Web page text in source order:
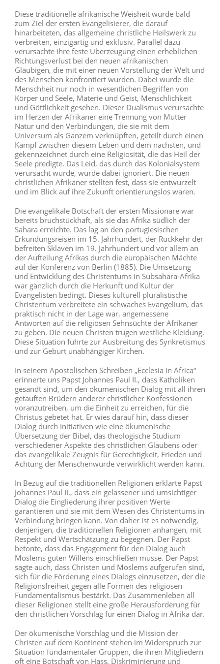
Diese traditionelle afrikanische Weisheit wurde bald
zum Ziel der ersten Evangelisierer, die darauf
hinarbeiteten, das allgemeine christliche Heilswerk zu
verbreiten, einzigartig und exklusiv. Parallel dazu
verursachte ihre feste Überzeugung einen erheblichen
Richtungsverlust bei den neuen afrikanischen
Gläubigen, die mit einer neuen Vorstellung der Welt und
des Menschen konfrontiert wurden. Dabei wurde die
Menschheit nur noch in wesentlichen Begriffen von
Körper und Seele, Materie und Geist, Menschlichkeit
und Göttlichkeit gesehen. Dieser Dualismus verursachte
im Herzen der Afrikaner eine Trennung von Mutter
Natur und den Verbindungen, die sie mit dem
Universum als Ganzem verknüpften, geteilt durch einen
Kampf zwischen diesem Leben und dem nächsten, und
gekennzeichnet durch eine Religiosität, die das Heil der
Seele predigte. Das Leid, das durch das Kolonialsystem
verursacht wurde, wurde dabei ignoriert. Die neuen
christlichen Afrikaner stellten fest, dass sie entwurzelt
und im Blick auf ihre Zukunft orientierungslos waren.
Die evangelikale Botschaft der ersten Missionare war
bereits bruchstückhaft, als sie das Afrika südlich der
Sahara erreichte. Das lag an den portugiesischen
Erkundungsreisen im 15. Jahrhundert, der Rückkehr der
befreiten Sklaven im 19. Jahrhundert und vor allem an
der Aufteilung Afrikas durch die europäischen Mächte
auf der Konferenz von Berlin (1885). Die Umsetzung
und Entwicklung des Christentums in Subsahara-Afrika
war gänzlich durch die Herkunft und Kultur der
Evangelisten bedingt. Dieses kulturell pluralistische
Christentum verbreitete ein schwaches Evangelium, das
praktisch nicht in der Lage war, angemessene
Antworten auf die religiösen Sehnsüchte der Afrikaner
zu geben. Die neuen Christen trugen westliche Kleidung.
Diese Situation führte zur Ausbreitung des Synkretismus
und zur Geburt unabhängiger Kirchen.
In seinem Apostolischen Schreiben „Ecclesia in Africa“
erinnerte uns Papst Johannes Paul II., dass Katholiken
gesandt sind, um den ökumenischen Dialog mit all ihren
getauften Brüdern anderer christlicher Konfessionen
voranzutreiben, um die Einheit zu erreichen, für die
Christus gebetet hat. Er wies darauf hin, dass dieser
Dialog durch Initiativen wie eine ökumenische
Übersetzung der Bibel, das theologische Studium
verschiedener Aspekte des christlichen Glaubens oder
das evangelikale Zeugnis für Gerechtigkeit, Frieden und
Achtung der Menschenwürde verwirklicht werden kann.
In Bezug auf die traditionellen Religionen erklärte Papst
Johannes Paul II., dass ein gelassener und umsichtiger
Dialog die Eingliederung ihrer positiven Werte
garantieren und sie mit dem Wesen des Christentums in
Verbindung bringen kann. Von daher ist es notwendig,
denjenigen, die traditionellen Religionen anhängen, mit
Respekt und Wertschätzung zu begegnen. Der Papst
betonte, dass das Engagement für den Dialog auch
Moslems guten Willens einschließen müsse. Der Papst
sagte auch, dass Christen und Moslems aufgerufen sind,
sich für die Förderung eines Dialogs einzusetzen, der die
Religionsfreiheit gegen alle Formen des religiösen
Fundamentalismus bestärkt. Das Zusammenleben all
dieser Religionen stellt eine große Herausforderung für
den christlichen Vorschlag für einen Dialog in Afrika dar.
Der ökumenische Vorschlag und die Mission der
Christen auf dem Kontinent stehen im Widerspruch zur
Situation fundamentaler Gruppen, die ihren Mitgliedern
oft eine Botschaft von Hass, Diskriminierung und